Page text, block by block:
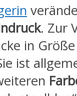
. Zur
in
ist